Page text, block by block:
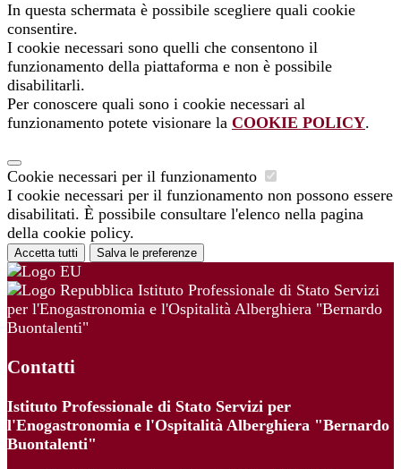
In questa schermata è possibile scegliere quali cookie
consentire.
I cookie necessari sono quelli che consentono il
funzionamento della piattaforma e non è possibile
disabilitarli.
Per conoscere quali sono i cookie necessari al
funzionamento potete visionare la COOKIE POLICY.
Cookie necessari per il funzionamento
I cookie necessari per il funzionamento non possono essere
disabilitati. È possibile consultare l'elenco nella pagina
della cookie policy.
Accetta tutti Salva le preferenze
Istituto Professionale di Stato Servizi
per l'Enogastronomia e l'Ospitalità Alberghiera "Bernardo
Buontalenti"
Contatti
Istituto Professionale di Stato Servizi per
l'Enogastronomia e l'Ospitalità Alberghiera "Bernardo
Buontalenti"